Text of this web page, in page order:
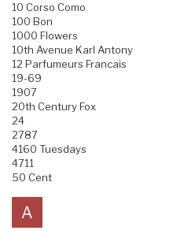
10 Corso Como
100 Bon
1000 Flowers
10th Avenue Karl Antony
12 Parfumeurs Francais
19-69
1907
20th Century Fox
24
2787
4160 Tuesdays
4711
50 Cent
A